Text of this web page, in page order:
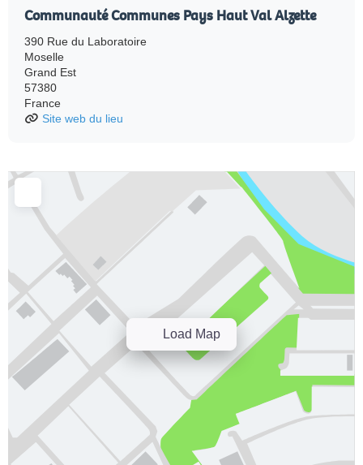
Communauté Communes Pays Haut Val Alzette
390 Rue du Laboratoire
Moselle
Grand Est
57380
France
Site web du lieu
Load Map